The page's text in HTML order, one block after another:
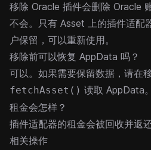
移除 Oracle 插件会删除 Oracle
不会。只有 Asset 上的插件适配
户保留，可以重新使用。
移除前可以恢复 AppData 吗？
可以。如果需要保留数据，请在
fetchAsset() 读取 AppData。
租金会怎样？
插件适配器的租金会被回收并返
相关操作